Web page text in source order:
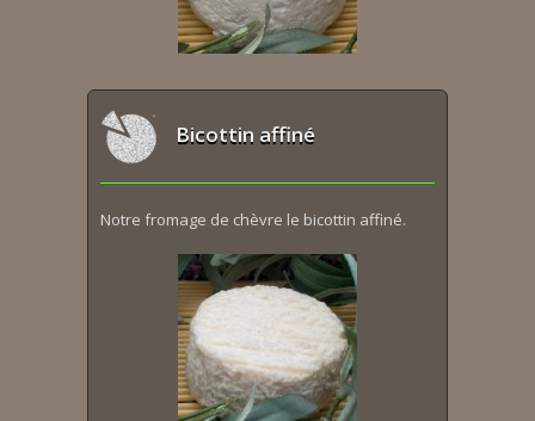
Bicottin affiné
Notre fromage de chèvre le bicottin affiné.